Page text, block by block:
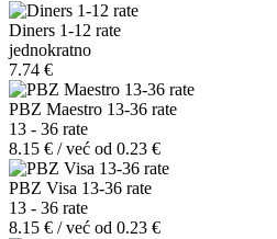
Diners 1-12 rate
jednokratno
7.74 €
PBZ Maestro 13-36 rate
13 - 36 rate
8.15 € / već od 0.23 €
PBZ Visa 13-36 rate
13 - 36 rate
8.15 € / već od 0.23 €